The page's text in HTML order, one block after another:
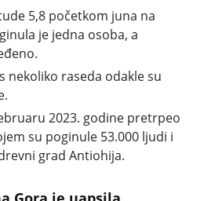
5,8 početkom juna na
je jedna osoba, a
nekoliko raseda odakle su
2023. godine pretrpeo
su poginule 53.000 ljudi i
grad Antiohija.